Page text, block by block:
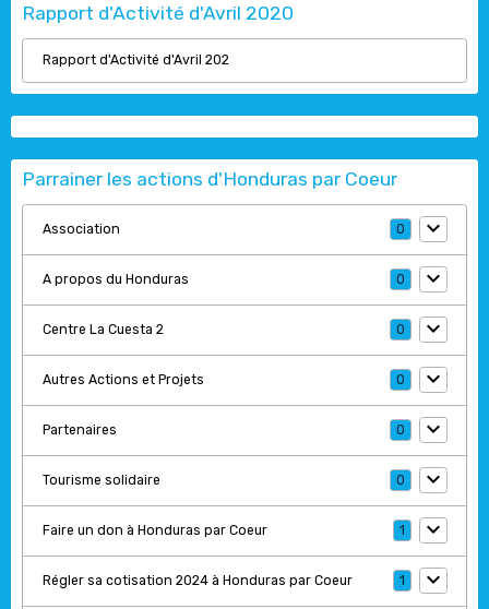
Rapport d'Activité d'Avril 2020
Rapport d'Activité d'Avril 202
Parrainer les actions d'Honduras par Coeur
Association 0
A propos du Honduras 0
Centre La Cuesta 2 0
Autres Actions et Projets 0
Partenaires 0
Tourisme solidaire 0
Faire un don à Honduras par Coeur 1
Régler sa cotisation 2024 à Honduras par Coeur 1